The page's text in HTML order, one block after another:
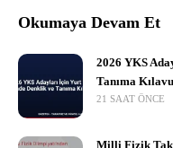
Okumaya Devam Et
2026 YKS
Tanıma
21 SAAT ÖNCE